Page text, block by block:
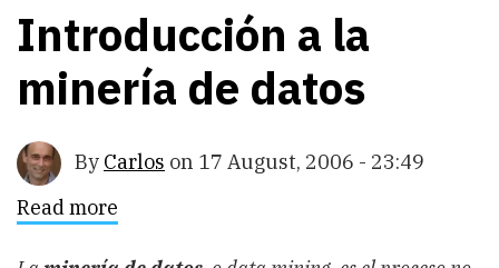
Introducción a la
minería de datos
By Carlos on 17 August, 2006 - 23:49
Read more